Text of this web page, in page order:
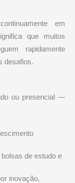
em
que muitos
rapidamente
desafios.
ou presencial —
de estudo e
inovação,